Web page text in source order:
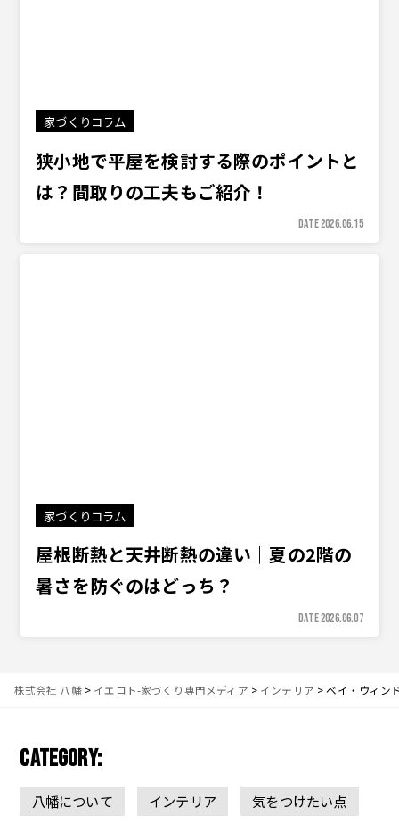
家づくりコラム
狭小地で平屋を検討する際のポイントと
は？間取りの工夫もご紹介！
DATE 2026.06.15
家づくりコラム
屋根断熱と天井断熱の違い｜夏の2階の
暑さを防ぐのはどっち？
DATE 2026.06.07
株式会社 八幡> イエコト-家づくり専門メディア > インテリア > ベイ・ウィン
CATEGORY:
八幡について インテリア 気をつけたい点